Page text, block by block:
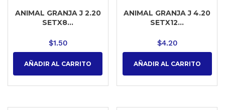
ANIMAL GRANJA J 2.20
SETX8...
$1.50
AÑADIR AL CARRITO
ANIMAL GRANJA J 4.20
SETX12...
$4.20
AÑADIR AL CARRITO